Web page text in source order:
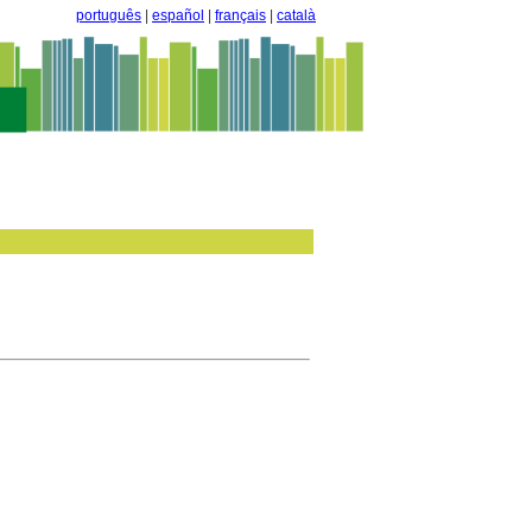
português español français català